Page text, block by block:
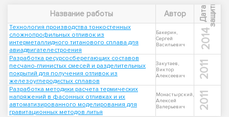
Название работы Автор Д
а
т
а
з
а
щ
и
т ы
Технология производства тонкостенных
сложнопрофильных отливок из
интерметаллидного титанового сплава для
авиадвигателестроения
Бакерин,
Сергей
Васильевич
2014
Разработка ресурсосберегающих составов
песчано-глинистых смесей и разделительных
покрытий для получения отливок из
железоуглеродистых сплавов
Закутаев,
Виктор
Алексеевич
2011
Разработка методики расчета термических
напряжений в фасонных отливках и их
автоматизированного моделирования для
гравитационных методов литья
Монастырский,
Алексей
Валерьевич
2011